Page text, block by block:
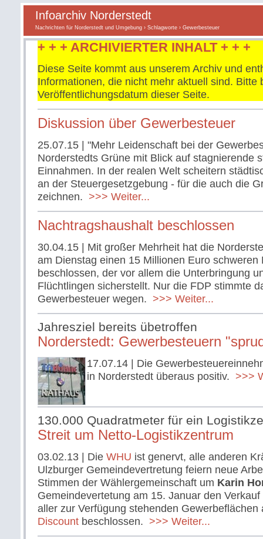
Infoarchiv Norderstedt
Nachrichten für Norderstedt und Umgebung › Schlagworte › Gewerbesteuer
+ + + ARCHIVIERTER INHALT + + +
Diese Seite kommt aus unserem Archiv und
Informationen, die nicht mehr aktuell sind. Bitte
Veröffentlichungsdatum dieser Seite.
Diskussion über Gewerbesteuer
25.07.15 | "Mehr Leidenschaft bei der
Norderstedts Grüne mit Blick auf stagnierende
Einnahmen. In der realen Welt scheitern
an der Steuergesetzgebung - für die auch die
zeichnen. >>> Weiter...
Nachtragshaushalt beschlossen
30.04.15 | Mit großer Mehrheit hat die
am Dienstag einen 15 Millionen Euro schweren
beschlossen, der vor allem die Unterbringung
Flüchtlingen sicherstellt. Nur die FDP stimmte
Gewerbesteuer wegen. >>> Weiter...
Jahresziel bereits übetroffen
Norderstedt: Gewerbesteuern
17.07.14 | Die
in Norderstedt überaus positiv. >>>
130.000 Quadratmeter für ein
Streit um Netto-Logistikzentrum
03.02.13 | Die WHU ist genervt, alle anderen
Ulzburger Gemeindevertretung feiern neue
Stimmen der Wählergemeinschaft um Karin
Gemeindevertetung am 15. Januar den
aller zur Verfügung stehenden
Discount beschlossen. >>> Weiter...